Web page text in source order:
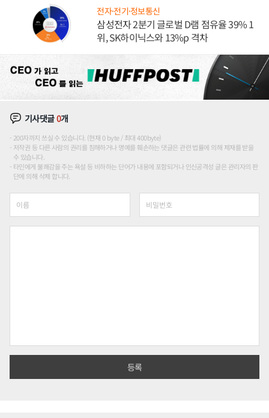
전자·전기·정보통신
삼성전자 2분기 글로벌 D램 점유율 39% 1
위, SK하이닉스와 13%p 격차
기사댓글0개
200자까지 쓰실 수 있습니다. (현재 0 byte / 최대 400byte)
저작권 등 다른 사람의 권리를 침해하거나 명예를 훼손하는 댓글은 관련 법률에 의해 제재를 받을
수 있습니다.
타인에게 불쾌감을 주는 욕설 등 비하하는 단어가 내용에 포함되거나 인신공격성 글은 관리자의 판
단에 의해 삭제 합니다.